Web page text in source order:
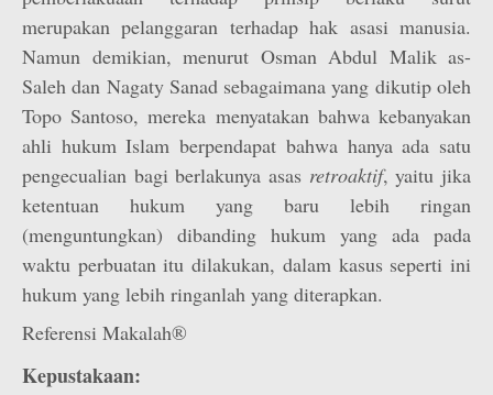
merupakan pelanggaran terhadap hak asasi manusia.
Namun demikian, menurut Osman Abdul Malik as-
Saleh dan Nagaty Sanad sebagaimana yang dikutip oleh
Topo Santoso, mereka menyatakan bahwa kebanyakan
ahli hukum Islam berpendapat bahwa hanya ada satu
pengecualian bagi berlakunya asas retroaktif, yaitu jika
ketentuan hukum yang baru lebih ringan
(menguntungkan) dibanding hukum yang ada pada
waktu perbuatan itu dilakukan, dalam kasus seperti ini
hukum yang lebih ringanlah yang diterapkan.
Referensi Makalah®
Kepustakaan: